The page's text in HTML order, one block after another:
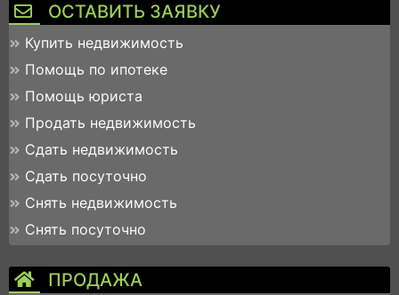
ОСТАВИТЬ ЗАЯВКУ
Купить недвижимость
Помощь по ипотеке
Помощь юриста
Продать недвижимость
Сдать недвижимость
Сдать посуточно
Снять недвижимость
Снять посуточно
ПРОДАЖА